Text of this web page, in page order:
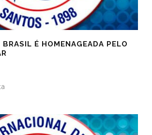
BRASIL É HOMENAGEADA PELO